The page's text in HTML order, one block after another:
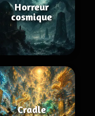
Horreur
cosmique
Cradle